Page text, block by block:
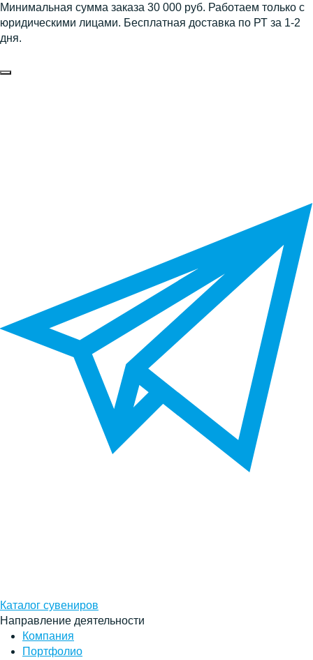
Минимальная сумма заказа 30 000 руб. Работаем только с
юридическими лицами. Бесплатная доставка по РТ за 1-2
дня.
Каталог сувениров
Направление деятельности
Компания
Портфолио